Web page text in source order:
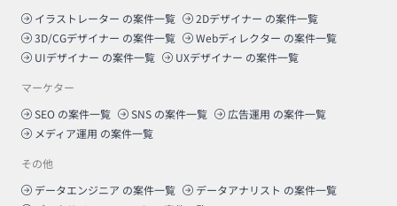
イラストレーター の案件一覧 2Dデザイナー の案件一覧
3D/CGデザイナー の案件一覧 Webディレクター の案件一覧
UIデザイナー の案件一覧 UXデザイナー の案件一覧
マーケター
SEO の案件一覧 SNS の案件一覧 広告運用 の案件一覧
メディア運用 の案件一覧
その他
データエンジニア の案件一覧 データアナリスト の案件一覧